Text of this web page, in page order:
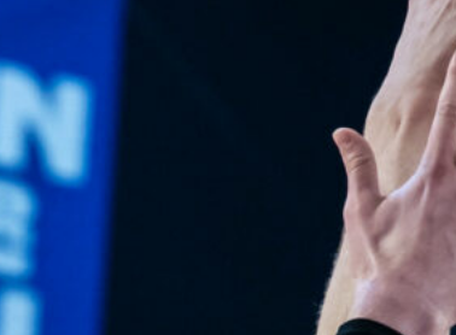
KTP-Basketin
haaviin
Dolenc on rakentanut pitkän
ammattilaisuran Suomen lisäksi
Bosniassa ja viimeksi Islannissa.